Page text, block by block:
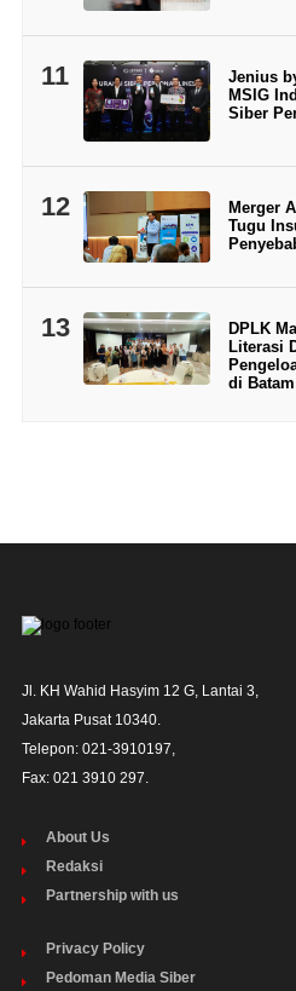
11
Jenius
MSIG
Siber
12
Merger
Tugu
13
DPLK
Literasi
di Batam
Jl. KH Wahid Hasyim 12 G, Lantai 3,
Jakarta Pusat 10340.
Telepon: 021-3910197,
Fax: 021 3910 297.
About Us
Redaksi
Partnership with us
Privacy Policy
Pedoman Media Siber